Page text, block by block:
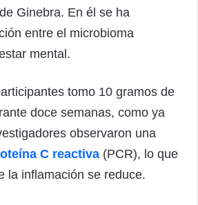
Ginebra. En él se ha
entre el microbioma
mental.
tomo 10 gramos de
doce semanas, como ya
observaron una
C reactiva (PCR), lo que
la inflamación se reduce.